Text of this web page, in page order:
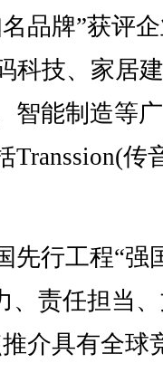
品牌”获评企
科技、家居
智能制造等
Transsion(传
行工程“强
、责任担当
介具有全球